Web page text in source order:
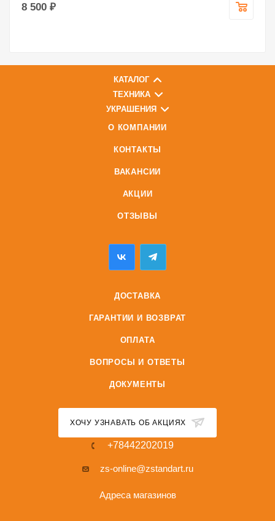
8 500 ₽
КАТАЛОГ
ТЕХНИКА
УКРАШЕНИЯ
О КОМПАНИИ
КОНТАКТЫ
ВАКАНСИИ
АКЦИИ
ОТЗЫВЫ
ДОСТАВКА
ГАРАНТИИ И ВОЗВРАТ
ОПЛАТА
ВОПРОСЫ И ОТВЕТЫ
ДОКУМЕНТЫ
ХОЧУ УЗНАВАТЬ ОБ АКЦИЯХ
+78442202019
zs-online@zstandart.ru
Адреса магазинов